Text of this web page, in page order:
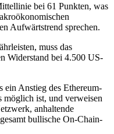
bei 61 Punkten, was
Aufwärtstrend sprechen.
muss das
Widerstand bei 4.500 US-
ein Anstieg des Ethereum-
ist, und verweisen
anhaltende
bullische On-Chain-